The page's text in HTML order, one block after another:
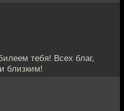
тебя! Всех благ,
близким!